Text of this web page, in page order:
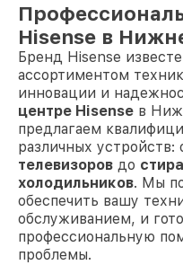
Hisense в
Бренд Hisense
ассортиментом
инновации и
центре Hisense в
предлагаем
различных устройств:
телевизоров до
холодильников. Мы
обеспечить вашу
обслуживанием, и
профессиональную
проблемы.